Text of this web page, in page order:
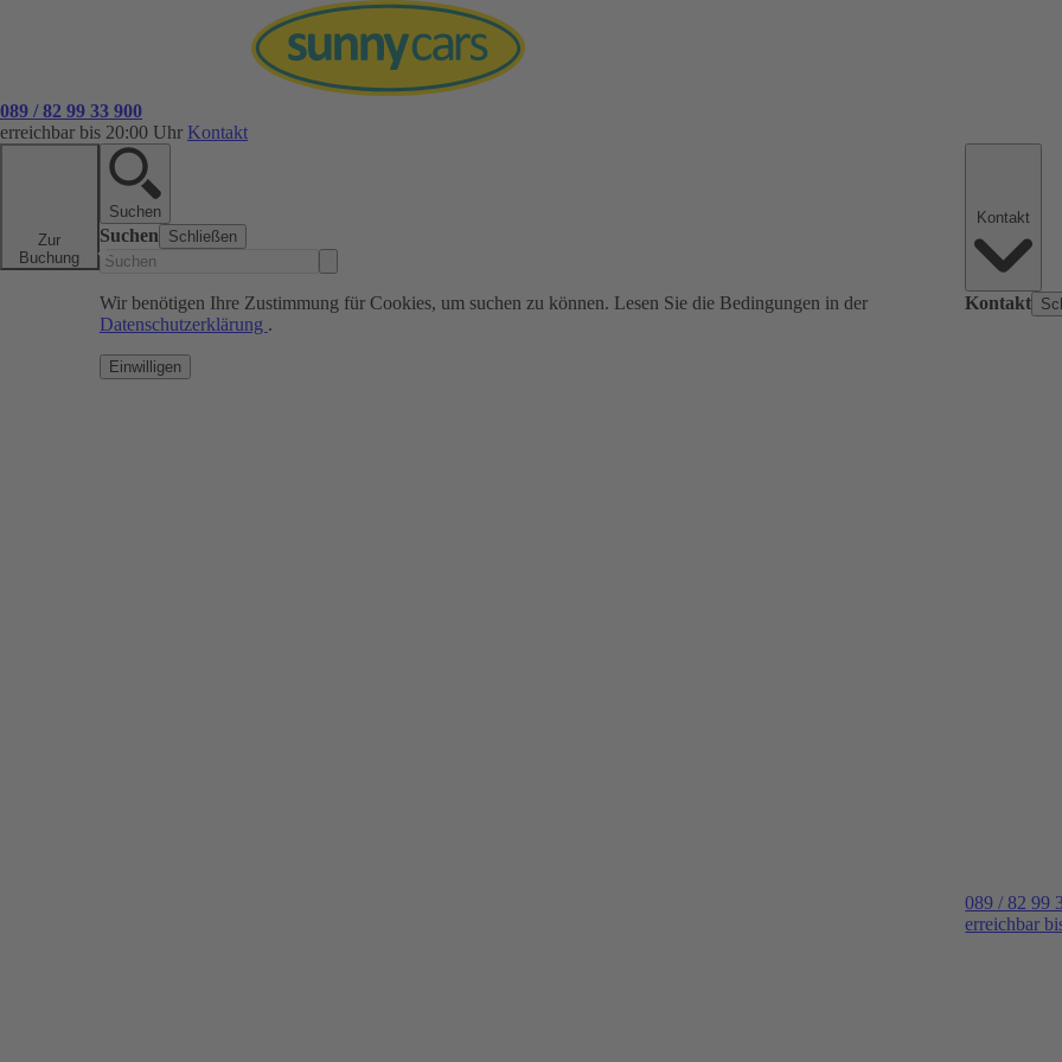
089 / 82 99 33 900
erreichbar bis 20:00 Uhr Kontakt
Zur
Buchung
Suchen
Suchen Schließen
Wir benötigen Ihre Zustimmung für Cookies, um suchen zu können. Lesen Sie die Bedingungen in der
Datenschutzerklärung .
Einwilligen
Kontakt
089 / 82 99
erreichbar